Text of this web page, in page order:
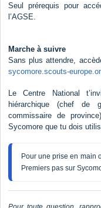
Seul prérequis pour
l’AGSE.
Marche à suivre
Sans plus attendre,
sycomore.scouts-
Le Centre National
hiérarchique (chef de
commissaire de
Sycomore que tu dois
Pour une prise en main
Premiers pas sur